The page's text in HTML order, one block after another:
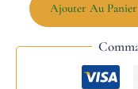
Ajouter Au Panier